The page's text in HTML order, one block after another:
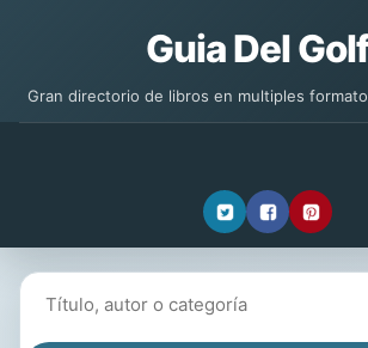
Guia Del
Gran directorio de libros en multiples